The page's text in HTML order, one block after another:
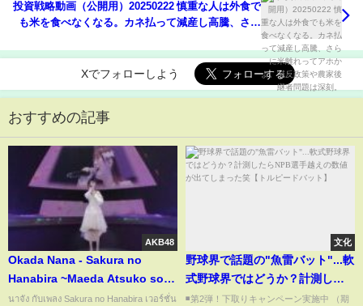
投資戦略動画（公開用）20250222 慎重な人は外食で
も米を食べなくなる。カネ払って減産し高騰、さら
Xでフォローしよう
おすすめの記事
AKB48
Okada Nana - Sakura no
Hanabira ~Maeda Atsuko solo
ver.~ (岡田奈々 - 桜の花びら ~前
นาจัง กับเพลง Sakura no Hanabira เวอร์ชั่น
文化
野球界で話題の"魚雷バット"...軟
式野球界ではどうか？計測した
らNPB選手越えの数値が出てし
◾️第2弾！下取りキャンペーン実施中 （期